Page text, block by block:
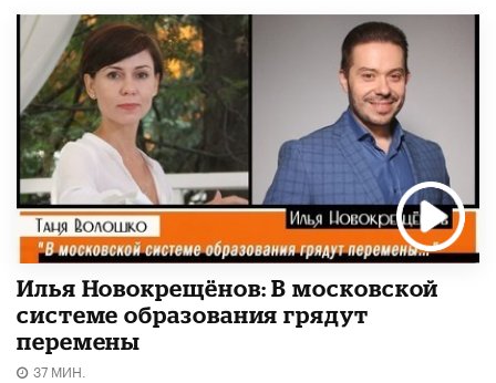
Илья Новокрещёнов: В московской
системе образования грядут
перемены
37 МИН.